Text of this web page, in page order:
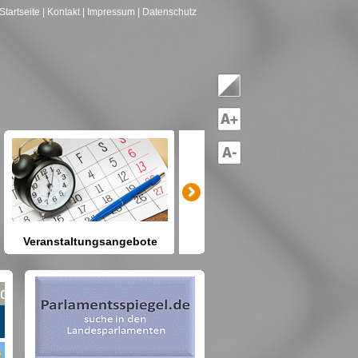
Startseite | Kontakt | Impressum | Datenschutz
Veranstaltungsangebote
Sie Berlin und seine Angebote?
nach Gruppen--->hier drücken